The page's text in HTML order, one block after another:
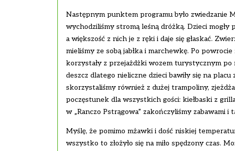
Następnym punktem programu było zwiedzanie
wychodziliśmy stromą leśną dróżką. Dzieci mogły
a większość z nich je z ręki i daje się głaskać.
mieliśmy ze sobą jabłka i marchewkę. Po
korzystały z przejażdżki wozem turystycznym po
deszcz dlatego nieliczne dzieci bawiły się na
skorzystaliśmy również z dużej trampoliny,
poczęstunek dla wszystkich gości: kiełbaski z
w „Ranczo Pstrągowa” zakończyliśmy zabawami i
Myślę, że pomimo mżawki i dość niskiej
wszystko to złożyło się na miło spędzony czas.